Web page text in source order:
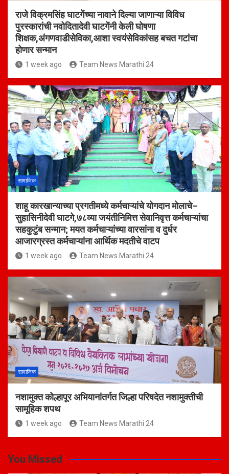
राजे विक्रमसिंह घाटगेंच्या नावाने दिल्या जाणाऱ्या विविध
पुरस्कारांची नवोदितादेवी घाटगेंनी केली घोषणा
शिक्षक,अंगणवाडीसेविका,आशा स्वयंसेविकांसह बचत गटांचा
होणार सन्मान
1 week ago Team News Marathi 24
सामाजिक
शाहू कारखान्याच्या प्रगतीमध्ये कर्मचाऱ्यांचे योगदान मोलाचे–
सुहासिनीदेवी घाटगे,७८व्या जयंतीनिमित्त सेवानिवृत्त कर्मचाऱ्यांचा
सहकुटुंब सन्मान; मयत कर्मचाऱ्यांच्या वारसांना व दुर्धर
आजारग्रस्त कर्मचाऱ्यांना आर्थिक मदतीचे वाटप
1 week ago Team News Marathi 24
सामाजिक
नशामुक्त कोल्हापूर अभियानांतर्गत जिल्हा परिषदेत नशामुक्तीची
सामूहिक शपथ
1 week ago Team News Marathi 24
You Missed